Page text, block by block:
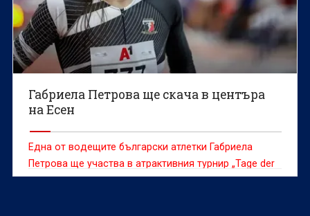
Габриела Петрова ще скача в центъра
на Есен
Една от водещите български атлетки Габриела
Петрова ще участва в атрактивния турнир „Tage der
Überflieger“ в Есен (Гер) в неделя, 21 юни.